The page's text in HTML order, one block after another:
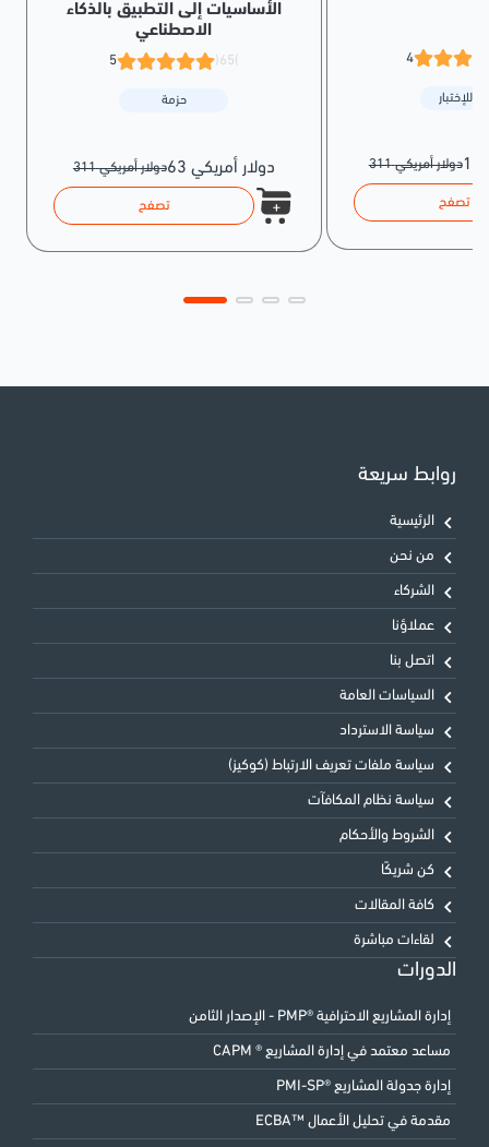
الأساسيات إلى التطبيق بالذكاء
الاصطناعي
5 (65)
حزمة
311 دولار أمريكي 63 دولار أمريكي
تصفح
4
للإختبار
311 دولار أمريكي
تصفح
روابط سريعة
الرئيسية
من نحن
الشركاء
عملاؤنا
اتصل بنا
السياسات العامة
سياسة الاسترداد
سياسة ملفات تعريف الارتباط (كوكيز)
سياسة نظام المكافآت
الشروط والأحكام
كن شريكًا
كافة المقالات
لقاءات مباشرة
الدورات
إدارة المشاريع الاحترافية ®PMP - الإصدار الثامن
مساعد معتمد في إدارة المشاريع ® CAPM
إدارة جدولة المشاريع ®PMI-SP
مقدمة في تحليل الأعمال ™ECBA